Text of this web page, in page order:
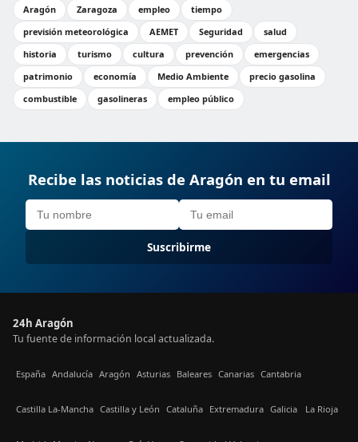
Aragón Zaragoza empleo
tiempo
previsión meteorológica
AEMET Seguridad
salud
historia
turismo cultura prevención
emergencias
patrimonio
economía Medio Ambiente
precio gasolina
combustible
gasolineras empleo público
Recibe las noticias de Aragón en tu email
Suscribirme
24h Aragón
Tu fuente de información local actualizada.
España Andalucía Aragón Asturias Baleares Canarias Cantabria
Castilla La-Mancha Castilla y León Cataluña Extremadura Galicia La Rioja